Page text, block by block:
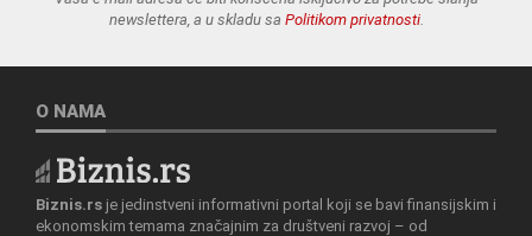
newslettera, a u skladu sa Politikom privatnosti.
O NAMA
Biznis.rs je jedinstveni informativni portal koji se bavi finansijskim i
ekonomskim temama značajnim za društveni razvoj – od